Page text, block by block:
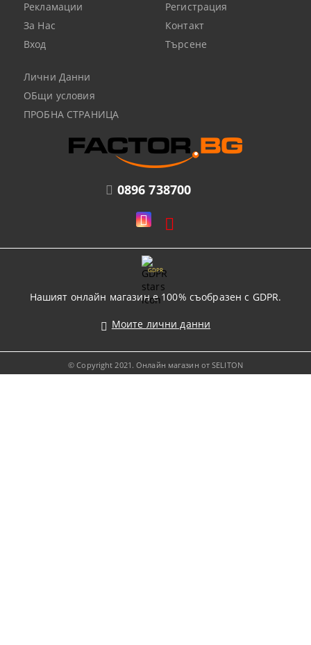
0896 738700
Рекламации
За Нас
Вход
Регистрация
Контакт
Търсене
Лични Данни
ОБщи условия
ПРОБНА СТРАНИЦА
GDPR
Нашият онлайн магазин е 100% съобразен с GDPR.
Моите лични данни
© Copyright 2021. Онлайн магазин от SELITON